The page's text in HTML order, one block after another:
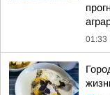
01:33